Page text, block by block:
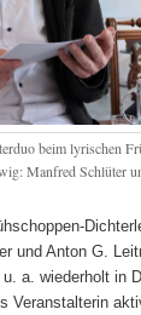
beim lyrischen
Manfred Schlüter
und Anton G.
a. wiederholt in
Veranstalterin